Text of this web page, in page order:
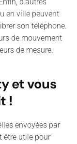
en ville peuvent
son téléphone.
de mouvement
de mesure.
et vous
!
envoyées par
être utile pour